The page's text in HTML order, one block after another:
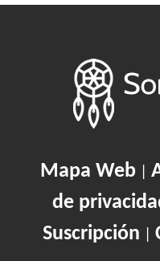
Mapa Web|
de
Suscripción